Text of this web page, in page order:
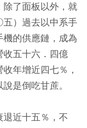
了面板以外，就
）過去以中系手
的供應鏈，成為
收五十六．四億
年增近四七％，
是倒吃甘蔗。
退近十五％，不